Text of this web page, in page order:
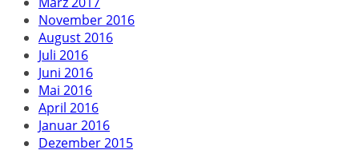
November 2016
August 2016
Juli 2016
Juni 2016
Mai 2016
April 2016
Januar 2016
Dezember 2015